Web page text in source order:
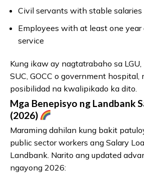
Civil servants with stable salaries
Employees with at least one year
service
Kung ikaw ay nagtatrabaho sa
SUC, GOCC o government hospital,
posibilidad na kwalipikado ka dito.
Mga Benepisyo ng Landbank
(2026)
Maraming dahilan kung bakit
public sector workers ang Salary
Landbank. Narito ang updated
ngayong 2026: